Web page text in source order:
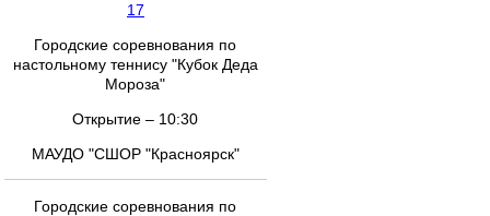
17
Городские соревнования по
настольному теннису "Кубок Деда
Мороза"
Открытие – 10:30
МАУДО "СШОР "Красноярск"
Городские соревнования по